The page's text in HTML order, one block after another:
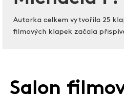
Autorka celkem vytvořila 25
filmových klapek začala
Salon